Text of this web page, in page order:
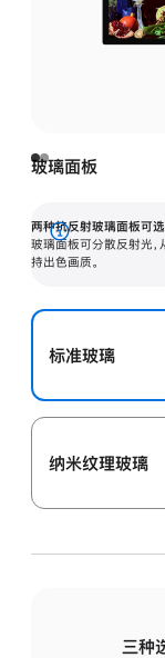
玻璃面板
两种抗反射玻璃面板可选
玻璃面板可分散反射光
持出色画质。
展
开
标准玻璃
纳米纹理玻璃
三种